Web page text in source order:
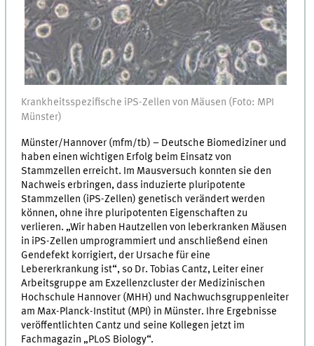
Krankheitsspezifische iPS-Zellen von Mäusen (Foto: MPI
Münster)
Münster/Hannover (mfm/tb) – Deutsche Biomediziner und
haben einen wichtigen Erfolg beim Einsatz von
Stammzellen erreicht. Im Mausversuch konnten sie den
Nachweis erbringen, dass induzierte pluripotente
Stammzellen (iPS-Zellen) genetisch verändert werden
können, ohne ihre pluripotenten Eigenschaften zu
verlieren. „Wir haben Hautzellen von leberkranken Mäusen
in iPS-Zellen umprogrammiert und anschließend einen
Gendefekt korrigiert, der Ursache für eine
Lebererkrankung ist“, so Dr. Tobias Cantz, Leiter einer
Arbeitsgruppe am Exzellenzcluster der Medizinischen
Hochschule Hannover (MHH) und Nachwuchsgruppenleiter
am Max-Planck-Institut (MPI) in Münster. Ihre Ergebnisse
veröffentlichten Cantz und seine Kollegen jetzt im
Fachmagazin „PLoS Biology“.